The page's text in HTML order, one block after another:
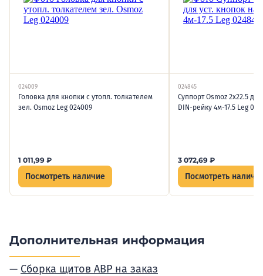
024009
Головка для кнопки с утопл. толкателем
зел. Osmoz Leg 024009
1 011,99 ₽
Посмотреть наличие
024845
Суппорт Osmoz 2х22.5
DIN-рейку 4м-17.5 Leg
3 072,69 ₽
Посмотреть
Дополнительная информация
Сборка щитов АВР на заказ